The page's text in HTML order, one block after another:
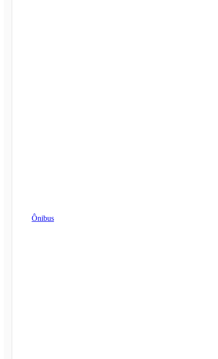
Ônibus